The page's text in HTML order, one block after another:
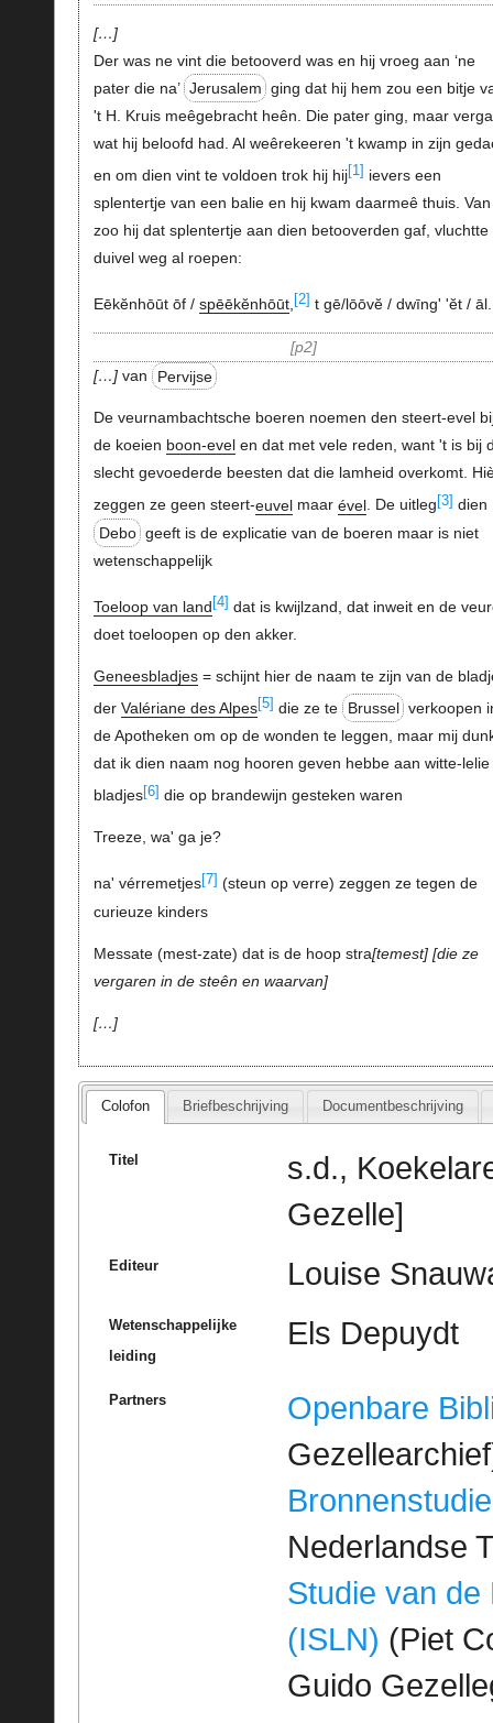
…
Der was ne vint die betooverd was en hij vroeg aan ‘ne
pater die na’ Jerusalem ging dat hij hem zou een bitje
't H. Kruis meêgebracht heên. Die pater ging, maar
wat hij beloofd had. Al weêrekeeren 't kwamp in zijn
en om dien vint te voldoen trok hij hij[1] ievers een
splentertje van een balie en hij kwam daarmeê thuis. Van
zoo hij dat splentertje aan dien betooverden gaf, vluchtte
duivel weg al roepen:
Eēkĕnhōūt ōf / spēēkĕnhōūt, [2] t gē/lōōvĕ / dwīng' 'ĕt / āl.
p2
… van Pervijse
De veurnambachtsche boeren noemen den steert-evel
de koeien boon-evelen dat met vele reden, want 't is bij
slecht gevoederde beesten dat die lamheid overkomt.
zeggen ze geen steert-euvelmaar ével. De uitleg [3] dien
Debo geeft is de explicatie van de boeren maar is niet
wetenschappelijk
Toeloop van land [4] dat is kwijlzand, dat inweit en de
doet toeloopen op den akker.
Geneesbladjes= schijnt hier de naam te zijn van de
der Valériane des Alpes[5] die ze te Brussel verkoopen
de Apotheken om op de wonden te leggen, maar mij
dat ik dien naam nog hooren geven hebbe aan witte-lelie
bladjes[6] die op brandewijn gesteken waren
Treeze, wa' ga je?
na' vérremetjes[7] (steun op verre) zeggen ze tegen de
curieuze kinders
Messate (mest-zate) dat is de hoop stra temest
die ze
vergaren in de steên en waarvan
…
Colofon Briefbeschrijving Documentbeschrijving
Titel
s.d.,
Gezelle]
Editeur Louise
Wetenschappelijke
leiding
Els Depuydt
Partners
Openbare
Bronnenstudie
Nederlandse
Studie van de
(ISLN) (Piet
Guido